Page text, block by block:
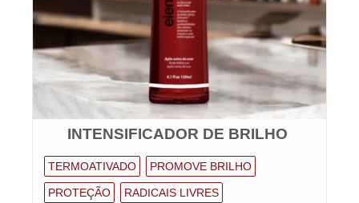
INTENSIFICADOR DE BRILHO
TERMOATIVADO PROMOVE BRILHO
PROTEÇÃO RADICAIS LIVRES